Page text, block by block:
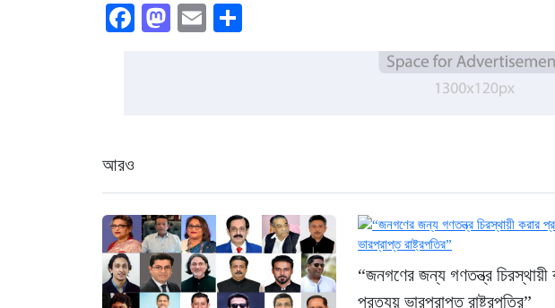
Facebook
Mastodon
Email
আরও
“জনগণের জন্য গণতন্ত্র চিরস্থায়ী
প্রত্যয় ভারপ্রাপ্ত রাষ্ট্রপতির”